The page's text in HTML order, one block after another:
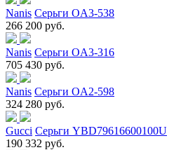
Nanis Серьги OA3-538
266 200 руб.
Nanis Серьги OA3-316
705 430 руб.
Nanis Серьги OA2-598
324 280 руб.
Gucci Серьги YBD79616600100U
190 332 руб.